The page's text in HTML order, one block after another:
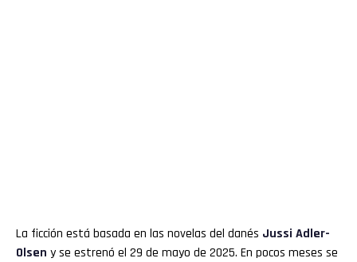
La ficción está basada en las novelas del danés Jussi Adler-
Olsen y se estrenó el 29 de mayo de 2025. En pocos meses se